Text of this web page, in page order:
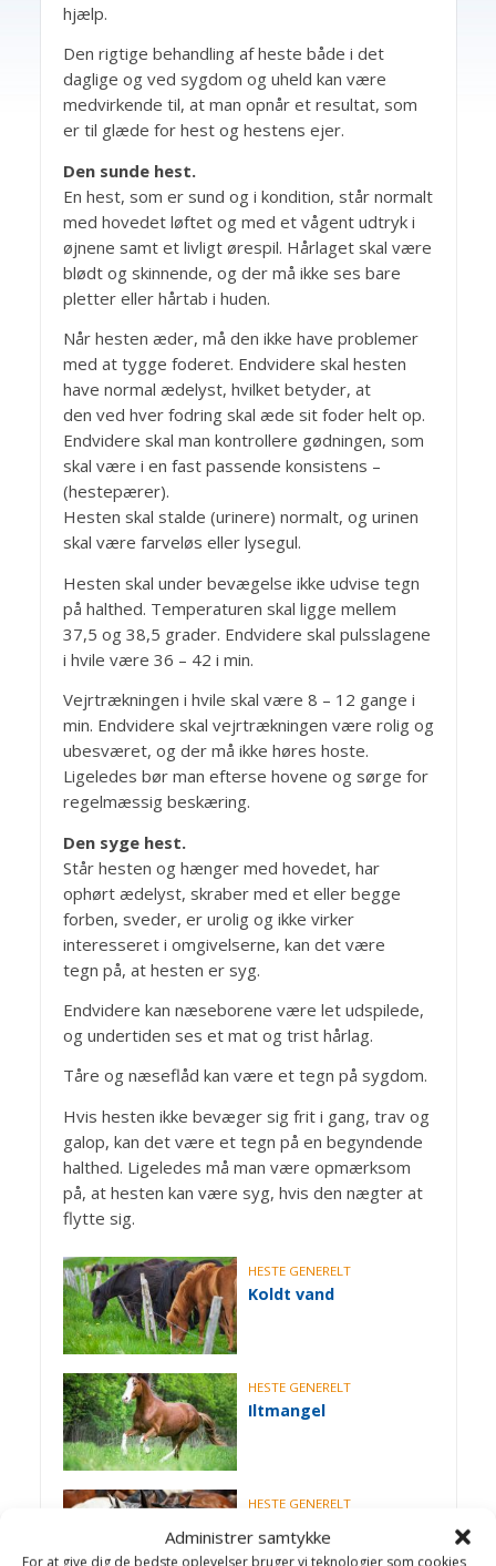
Administrer samtykke
For at give dig de bedste oplevelser bruger vi teknologier som cookies
hjælp.
Den rigtige behandling af heste både i det
daglige og ved sygdom og uheld kan være
medvirkende til, at man opnår et resultat, som
er til glæde for hest og hestens ejer.
Den sunde hest.
En hest, som er sund og i kondition, står normalt
med hovedet løftet og med et vågent udtryk i
øjnene samt et livligt ørespil. Hårlaget skal være
blødt og skinnende, og der må ikke ses bare
pletter eller hårtab i huden.
Når hesten æder, må den ikke have problemer
med at tygge foderet. Endvidere skal hesten
have normal ædelyst, hvilket betyder, at
den ved hver fodring skal æde sit foder helt op.
Endvidere skal man kontrollere gødningen, som
skal være i en fast passende konsistens –
(hestepærer).
Hesten skal stalde (urinere) normalt, og urinen
skal være farveløs eller lysegul.
Hesten skal under bevægelse ikke udvise tegn
på halthed. Temperaturen skal ligge mellem
37,5 og 38,5 grader. Endvidere skal pulsslagene
i hvile være 36 – 42 i min.
Vejrtrækningen i hvile skal være 8 – 12 gange i
min. Endvidere skal vejrtrækningen være rolig og
ubesværet, og der må ikke høres hoste.
Ligeledes bør man efterse hovene og sørge for
regelmæssig beskæring.
Den syge hest.
Står hesten og hænger med hovedet, har
ophørt ædelyst, skraber med et eller begge
forben, sveder, er urolig og ikke virker
interesseret i omgivelserne, kan det være
tegn på, at hesten er syg.
Endvidere kan næseborene være let udspilede,
og undertiden ses et mat og trist hårlag.
Tåre og næseflåd kan være et tegn på sygdom.
Hvis hesten ikke bevæger sig frit i gang, trav og
galop, kan det være et tegn på en begyndende
halthed. Ligeledes må man være opmærksom
på, at hesten kan være syg, hvis den nægter at
flytte sig.
HESTE GENERELT
Koldt vand
HESTE GENERELT
Iltmangel
HESTE GENERELT
Gødskning af
græsmarker